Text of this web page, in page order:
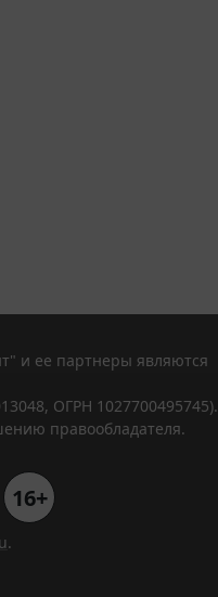
и ее партнеры являются
ОГРН 1027700495745).
правообладателя.
16+
.